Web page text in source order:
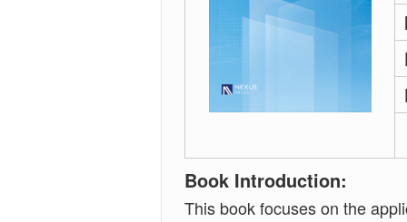
Book Introduction:
This book focuses on the